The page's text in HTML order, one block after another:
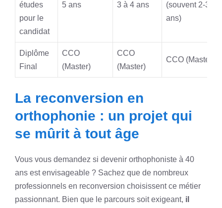
études
pour le
candidat
5 ans 3 à 4 ans
(souvent 2-3
ans)
Diplôme
Final
CCO
(Master)
CCO
(Master)
CCO (Master)
La reconversion en
orthophonie : un projet qui
se mûrit à tout âge
Vous vous demandez si devenir orthophoniste à 40
ans est envisageable ? Sachez que de nombreux
professionnels en reconversion choisissent ce métier
passionnant. Bien que le parcours soit exigeant, il